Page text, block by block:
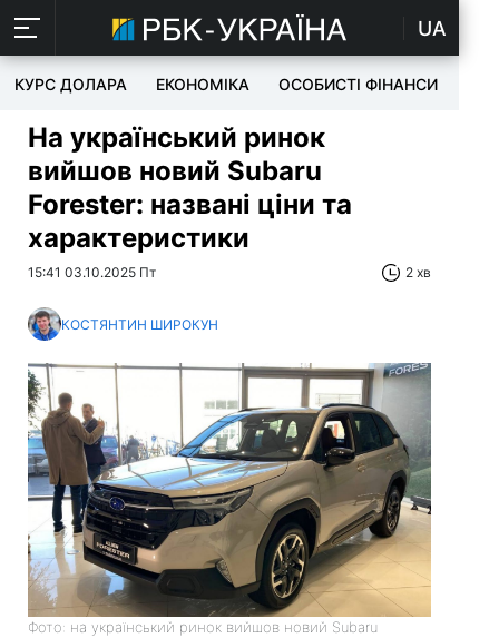
UA
КУРС ДОЛАРА ЕКОНОМІКА ОСОБИСТІ ФІНАНСИ
На український ринок
вийшов новий Subaru
Forester: названі ціни та
характеристики
15:41 03.10.2025 Пт 2 хв
КОСТЯНТИН ШИРОКУН
Фото: на український ринок вийшов новий Subaru